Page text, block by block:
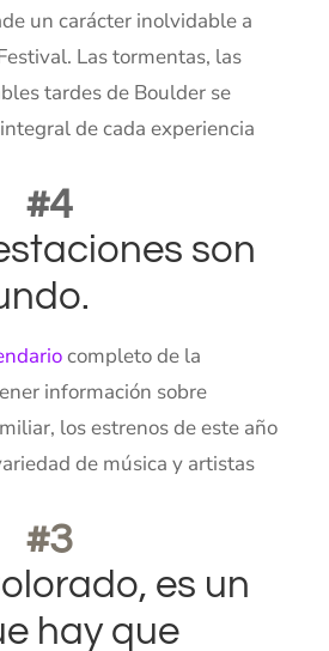
un carácter inolvidable a
Las tormentas, las
tardes de Boulder se
de cada experiencia
#4
son
completo de la
información sobre
los estrenos de este año
de música y artistas
#3
es un
hay que